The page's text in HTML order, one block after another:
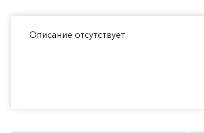
Описание отсутствует